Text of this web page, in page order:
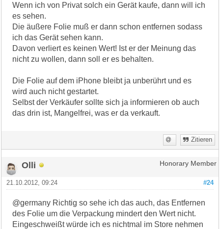
Wenn ich von Privat solch ein Gerät kaufe, dann will ich
es sehen.
Die äußere Folie muß er dann schon entfernen sodass
ich das Gerät sehen kann.
Davon verliert es keinen Wert! Ist er der Meinung das
nicht zu wollen, dann soll er es behalten.
Die Folie auf dem iPhone bleibt ja unberührt und es
wird auch nicht gestartet.
Selbst der Verkäufer sollte sich ja informieren ob auch
das drin ist, Mangelfrei, was er da verkauft.
Zitieren
Olli Honorary Member
#24
21.10.2012, 09:24
@germany Richtig so sehe ich das auch, das Entfernen
des Folie um die Verpackung mindert den Wert nicht.
Eingeschweißt würde ich es nichtmal im Store nehmen